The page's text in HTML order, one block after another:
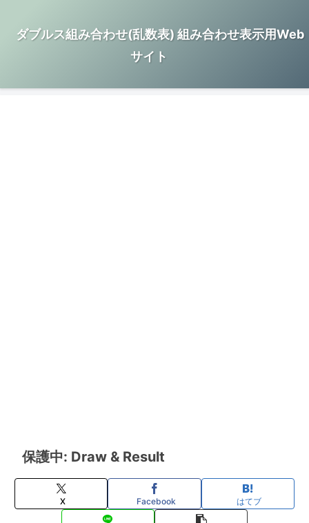
ダブルス組み合わせ(乱数表) 組み合わせ表示用Web
サイト
保護中: Draw & Result
X Facebook はてブ